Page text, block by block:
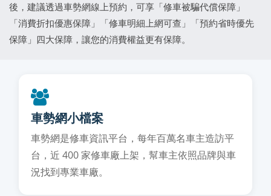
後，建議透過車勢網線上預約，可享「修車被騙代償保障」
「消費折扣優惠保障」「修車明細上網可查」「預約省時優先
保障」四大保障，讓您的消費權益更有保障。
車勢網小檔案
車勢網是修車資訊平台，每年百萬名車主造訪平
台，近 400 家修車廠上架，幫車主依照品牌與車
況找到專業車廠。